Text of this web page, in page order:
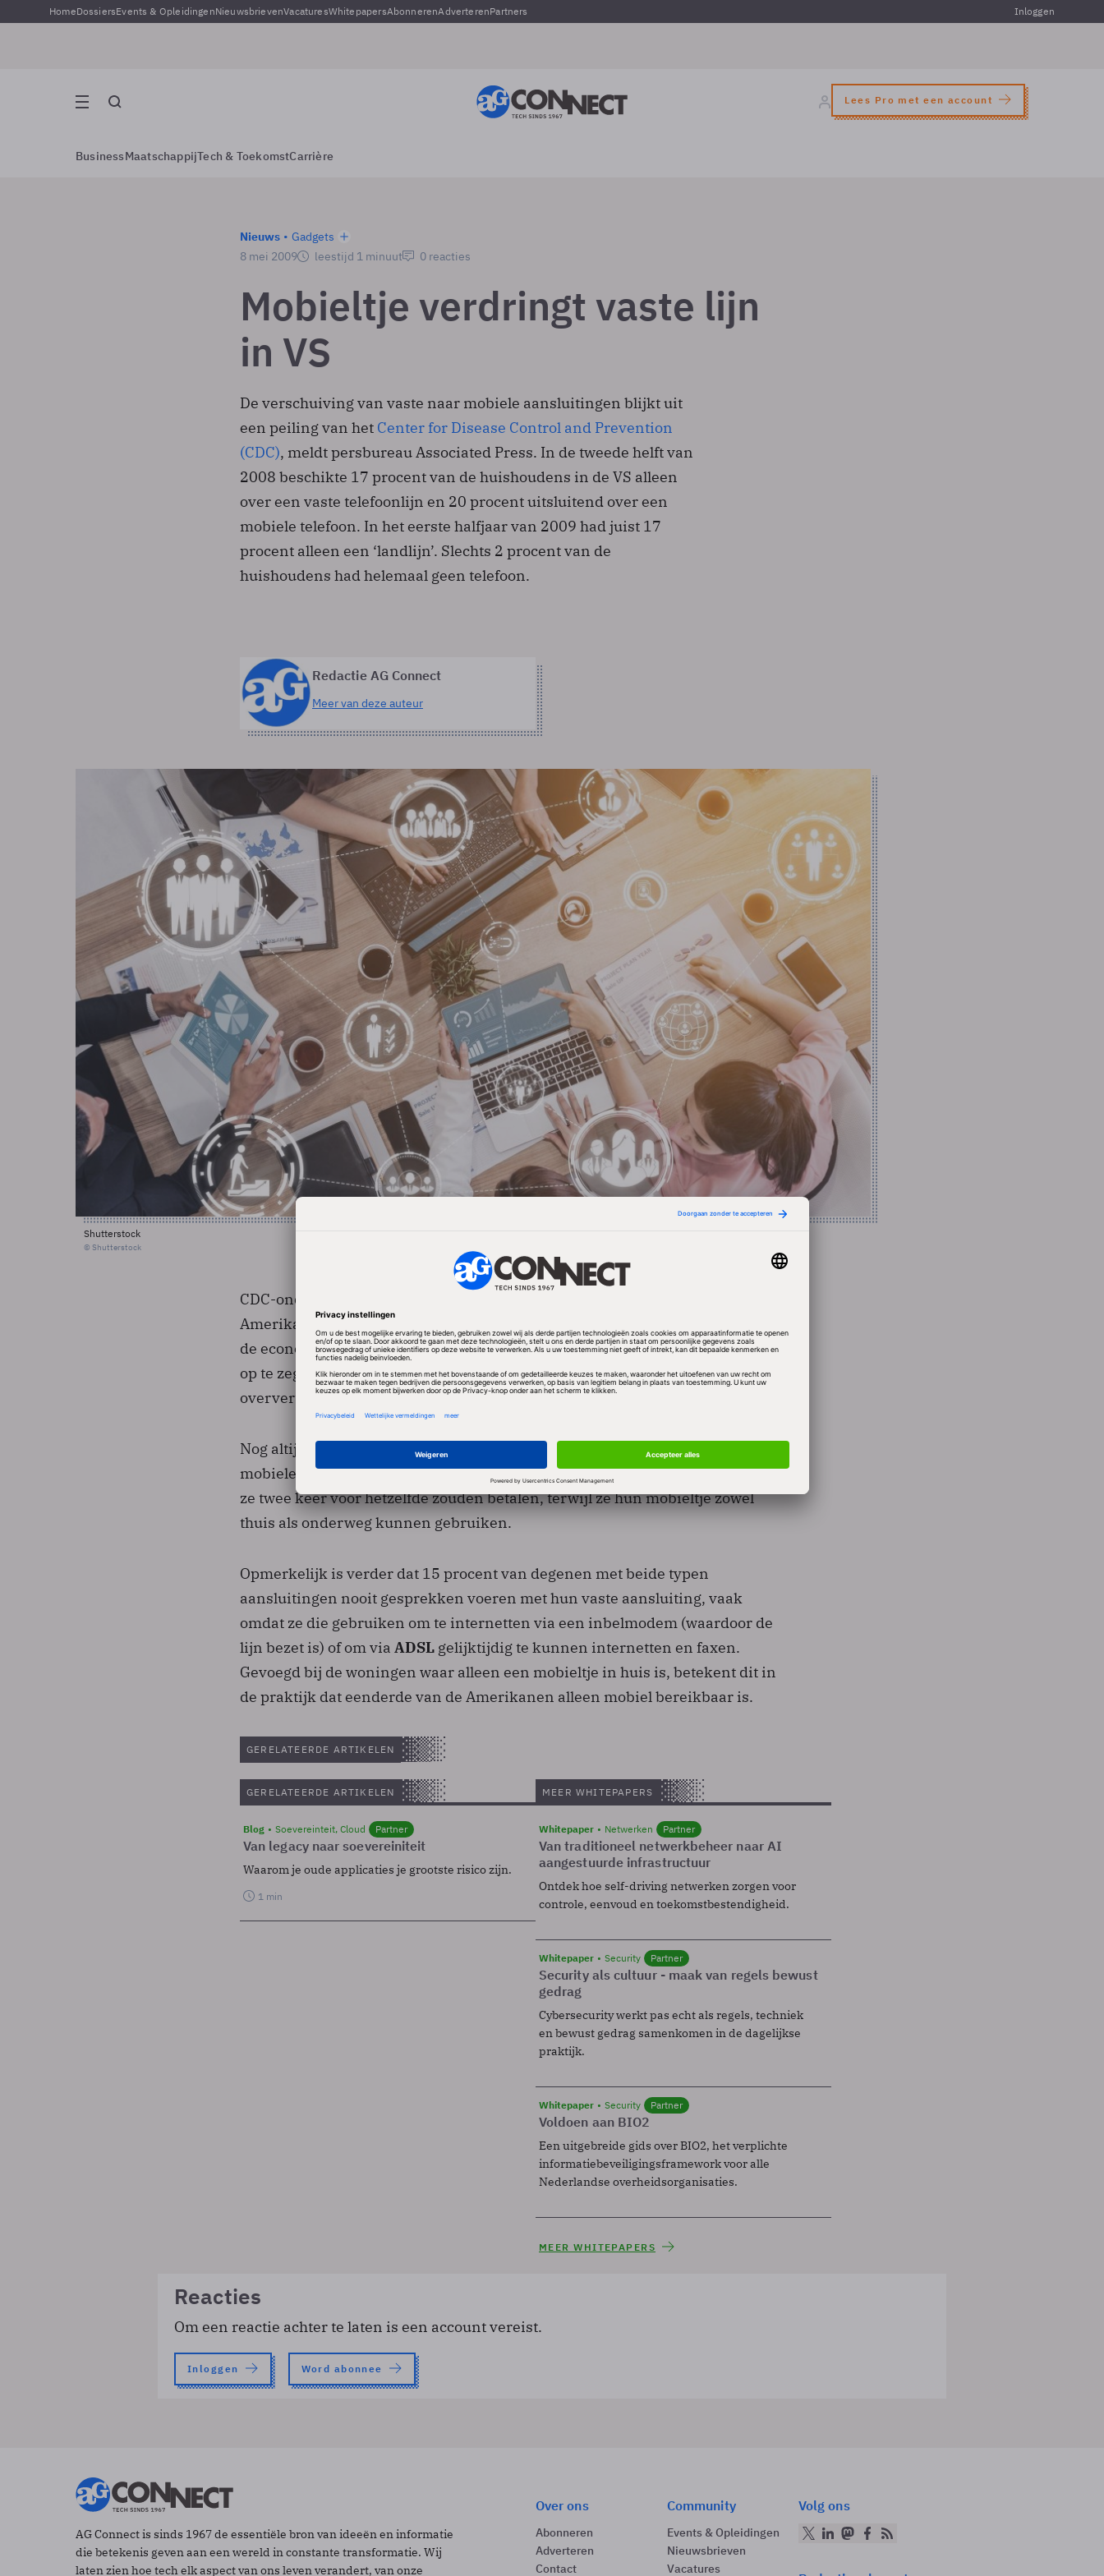
HomeDossiersEvents & OpleidingenNieuwsbrievenVacaturesWhitepapersAbonnerenAdverterenPartners Inloggen
Lees Pro met een account
BusinessMaatschappijTech & ToekomstCarrière
Nieuws
Gadgets
8 mei 2009
leestijd 1 minuut 0 reacties
Mobieltje verdringt vaste lijn
in VS
De verschuiving van vaste naar mobiele aansluitingen blijkt uit
een peiling van het Center for Disease Control and Prevention
(CDC), meldt persbureau Associated Press. In de tweede helft van
2008 beschikte 17 procent van de huishoudens in de VS alleen
over een vaste telefoonlijn en 20 procent uitsluitend over een
mobiele telefoon. In het eerste halfjaar van 2009 had juist 17
procent alleen een ‘landlijn’. Slechts 2 procent van de
huishoudens had helemaal geen telefoon.
Redactie AG Connect
Meer van deze auteur
Shutterstock
© Shutterstock
CDC-onderzoeker Stephen Blumberg schrijft de toename van het aandeel
Amerikanen dat alleen mobiel kan bellen en gebeld kan worden deels toe aan
de economische recessie. Huishoudens bezuinigen door de vaste aansluiting
op te zeggen. Laagbetaalden, jongeren, renteniers enSpaanstaligenzijn
oververtegenwoordigd in de groep met alleen een mobiele telefoon.
Nog altijd hebben 6 van de 10 huishoudens in de VS zowel een vaste als een
mobiele aansluiting. Maar steeds meer Amerikanen vragen zich af waarom
ze twee keer voor hetzelfde zouden betalen, terwijl ze hun mobieltje zowel
thuis als onderweg kunnen gebruiken.
Opmerkelijk is verder dat 15 procent van degenen met beide typen
aansluitingen nooit gesprekken voeren met hun vaste aansluiting, vaak
omdat ze die gebruiken om te internetten via een inbelmodem (waardoor de
lijn bezet is) of om via ADSL gelijktijdig te kunnen internetten en faxen.
Gevoegd bij de woningen waar alleen een mobieltje in huis is, betekent dit in
de praktijk dat eenderde van de Amerikanen alleen mobiel bereikbaar is.
GERELATEERDE ARTIKELEN
GERELATEERDE ARTIKELEN
Blog Soevereinteit, Cloud Partner
Van legacy naar soevereiniteit
Waarom je oude applicaties je grootste risico zijn.
1 min
MEER WHITEPAPERS
Whitepaper Netwerken Partner
Van traditioneel netwerkbeheer naar AI
aangestuurde infrastructuur
Ontdek hoe self-driving netwerken zorgen voor
controle, eenvoud en toekomstbestendigheid.
Whitepaper Security Partner
Security als cultuur - maak van regels bewust
gedrag
Cybersecurity werkt pas echt als regels, techniek
en bewust gedrag samenkomen in de dagelijkse
praktijk.
Whitepaper Security Partner
Voldoen aan BIO2
Een uitgebreide gids over BIO2, het verplichte
informatiebeveiligingsframework voor alle
Nederlandse overheidsorganisaties.
MEER WHITEPAPERS
Reacties
Om een reactie achter te laten is een account vereist.
Inloggen Word abonnee
AG Connect is sinds 1967 de essentiële bron van ideeën en informatie
die betekenis geven aan een wereld in constante transformatie. Wij
laten zien hoe tech elk aspect van ons leven verandert, van onze
Over ons
Abonneren
Adverteren
Contact
Community
Events & Opleidingen
Nieuwsbrieven
Vacatures
Volg ons